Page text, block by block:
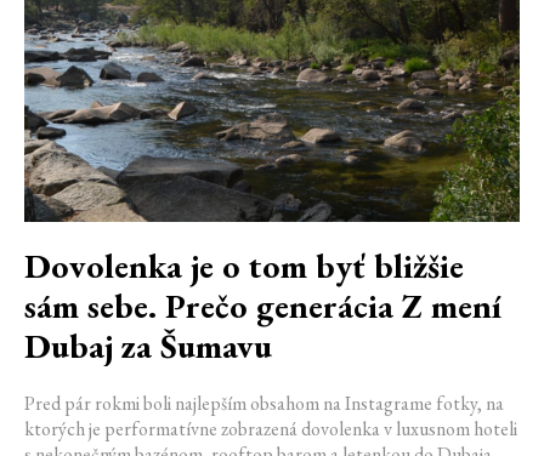
Dovolenka je o tom byť bližšie
sám sebe. Prečo generácia Z mení
Dubaj za Šumavu
Pred pár rokmi boli najlepším obsahom na Instagrame fotky, na
ktorých je performatívne zobrazená dovolenka v luxusnom hoteli